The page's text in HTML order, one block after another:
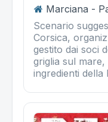
Marciana -
Scenario
Corsica,
gestito dai soci
griglia sul mare,
ingredienti della